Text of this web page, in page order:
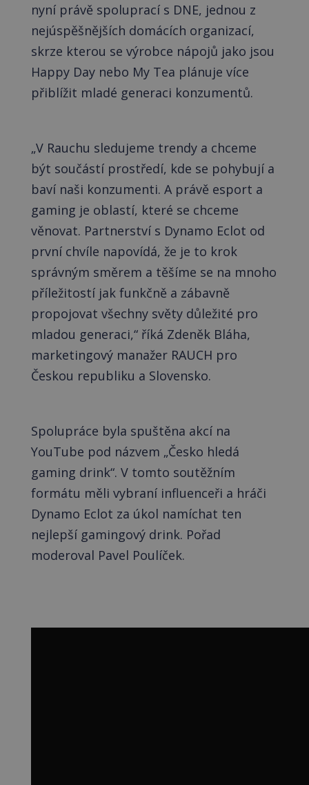
nyní právě spoluprací s DNE, jednou z
nejúspěšnějších domácích organizací,
skrze kterou se výrobce nápojů jako jsou
Happy Day nebo My Tea plánuje více
přiblížit mladé generaci konzumentů.
„V Rauchu sledujeme trendy a chceme
být součástí prostředí, kde se pohybují a
baví naši konzumenti. A právě esport a
gaming je oblastí, které se chceme
věnovat. Partnerství s Dynamo Eclot od
první chvíle napovídá, že je to krok
správným směrem a těšíme se na mnoho
příležitostí jak funkčně a zábavně
propojovat všechny světy důležité pro
mladou generaci,“ říká Zdeněk Bláha,
marketingový manažer RAUCH pro
Českou republiku a Slovensko.
Spolupráce byla spuštěna akcí na
YouTube pod názvem „Česko hledá
gaming drink“. V tomto soutěžním
formátu měli vybraní influenceři a hráči
Dynamo Eclot za úkol namíchat ten
nejlepší gamingový drink. Pořad
moderoval Pavel Poulíček.